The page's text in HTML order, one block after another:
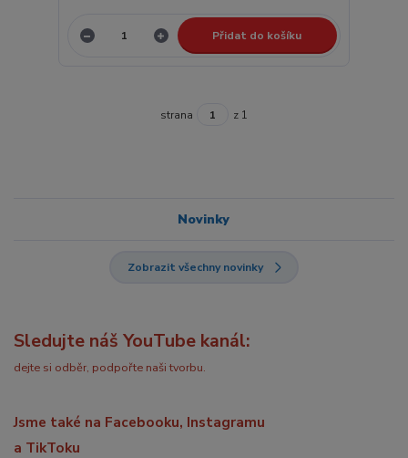
Novinky
Zobrazit všechny novinky
Sledujte náš YouTube kanál:
dejte si odběr, podpořte naši tvorbu.
Jsme také na Facebooku, Instagramu
a TikToku
Přidat do košíku
strana z 1